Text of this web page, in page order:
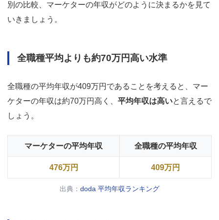
別の比較、マーケターの年収がどのように決まるかを見て
いきましょう。
全職種平均よりも約70万円高い水準
全職種の平均年収が409万円であることを考えると、マー
ケターの年収は約70万円高く、 平均年収は高いと言えるで
しょう。
マーケターの平均年収 全職種の平均年収
476万円 409万円
出典： doda 平均年収ランキング